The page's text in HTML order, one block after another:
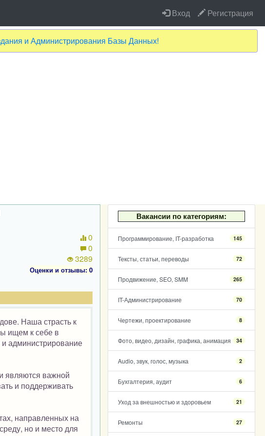
Вход Регистрация
и Администрирования Базы Данных!
Вакансии по категориям:
Программирование, IT-разработка 145
Тексты, статьи, переводы 72
Продвижение, SEO, SMM 265
IT-Администрирование 70
Чертежи, проектирование 8
Фото, видео, дизайн, графика, анимация 34
Audio, звук, голос, музыка 2
Бухгалтерия, аудит 6
Уход за внешностью и здоровьем 21
Ремонты 27
0
0
3289
Оценки и отзывы: 0
Наша страсть к
ищем к себе в
и администрирование
являются важной
и поддерживать
направленных на
но и место для